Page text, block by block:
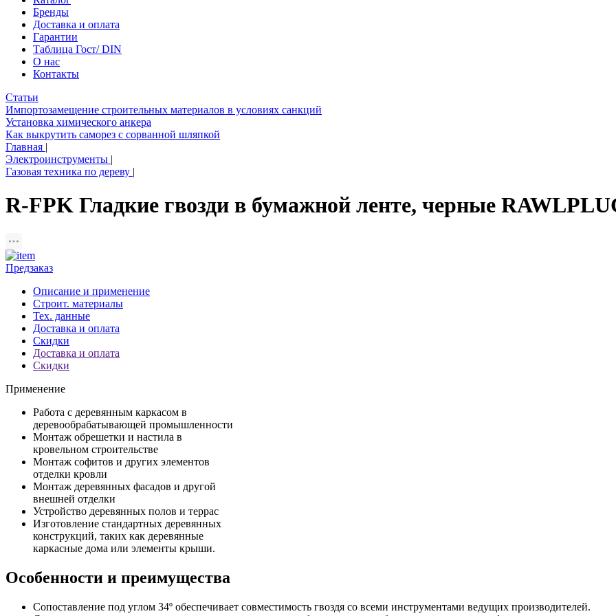
Бренды
Доставка и оплата
Гарантии
Таблица Гост/ DIN
О нас
Контакты
Статьи
Импортозамещение строительных материалов в условиях санкций
Установка химического анкера
Как выкрутить саморез с сорванной шляпкой
Главная |
Электроинструменты |
Газовая техника по дереву |
R-FPK Гладкие гвозди в бумажной ленте, черные
Предзаказ
Описание и применение
Строит. материалы
Тех. данные
Доставка и оплата
Скидки
Доставка и оплата
Скидки
Применение
Работа с деревянным каркасом в
деревообрабатывающей промышленности
Монтаж обрешетки и настила в
кровельном строительстве
Монтаж софитов и других элементов
отделки кровли
Монтаж деревянных фасадов и другой
внешней отделки
Устройство деревянных полов и террас
Изготовление стандартных деревянных
конструкций, таких как деревянные
каркасные дома или элементы крыши.
Особенности и преимущества
Сопоставление под углом 34º обеспечивает совместимость гвоздя со всеми инструментами ведущих производителей.